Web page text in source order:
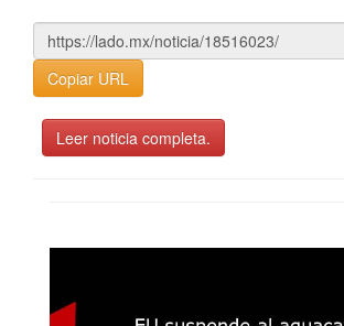
Copiar URL
Leer noticia completa.